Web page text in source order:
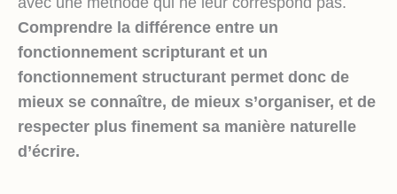
Comprendre la différence entre un
fonctionnement scripturant et un
fonctionnement structurant permet donc de
mieux se connaître, de mieux s’organiser, et de
respecter plus finement sa manière naturelle
d’écrire.